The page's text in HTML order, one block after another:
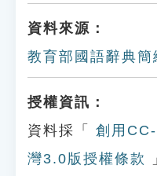
資料來源：
教育部國語辭典簡
授權資訊：
資料採「
創用
灣3.0版授權條款